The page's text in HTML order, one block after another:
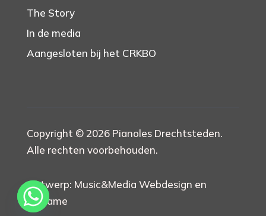
The Story
In de media
Aangesloten bij het CRKBO
Copyright © 2026 Pianoles Drechtsteden.
Alle rechten voorbehouden.
Ontwerp: Music&Media Webdesign en
Reclame